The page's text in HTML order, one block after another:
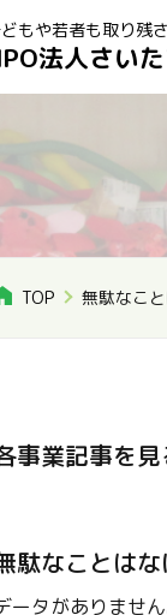
もや若者も取り残
法人さい
TOP 無駄なこ
事業記事を見
駄なことはな
ータがありません